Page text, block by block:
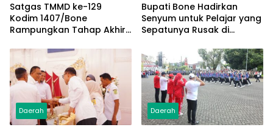
Satgas TMMD ke-129
Kodim 1407/Bone
Rampungkan Tahap Akhir
Pattuku, Jaring Pengaman
Mulai Terpasang
Bupati Bone Hadirkan
Senyum untuk Pelajar yang
Sepatunya Rusak di
Kemerdekaan
Daerah Daerah